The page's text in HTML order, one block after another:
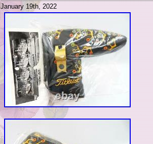
January 19th, 2022